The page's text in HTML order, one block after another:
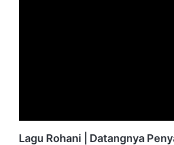
Lagu Rohani | Datangnya